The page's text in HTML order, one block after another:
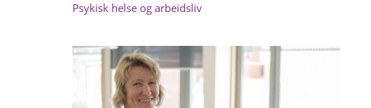
Psykisk helse og arbeidsliv